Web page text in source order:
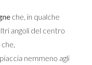
che, in qualche
angoli del centro
nemmeno agli